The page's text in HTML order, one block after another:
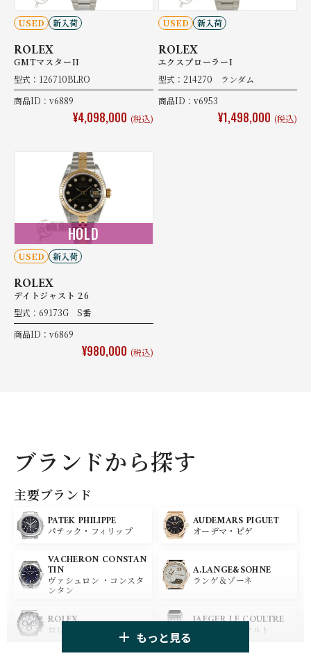
USED 新入荷
ROLEX
GMTマスターII
型式：126710BLRO
商品ID：v6889
¥4,098,000 (税込)
USED 新入荷
ROLEX
エクスプローラーI
型式：214270 ランダム
商品ID：v6953
¥1,498,000 (税込)
HOLD
USED 新入荷
ROLEX
デイトジャスト 26
型式：69173G S番
商品ID：v6869
¥980,000 (税込)
ブランドから探す
主要ブランド
PATEK PHILIPPE
パテック・フィリップ
AUDEMARS PIGUET
オーデマ・ピゲ
VACHERON CONSTAN
TIN
ヴァシュロン ・コンスタ
ンタン
A.LANGE&SOHNE
ランゲ＆ゾーネ
ROLEX
ロレックス
JAEGER LE COULTRE
ジャガー・ルクルト
もっと見る